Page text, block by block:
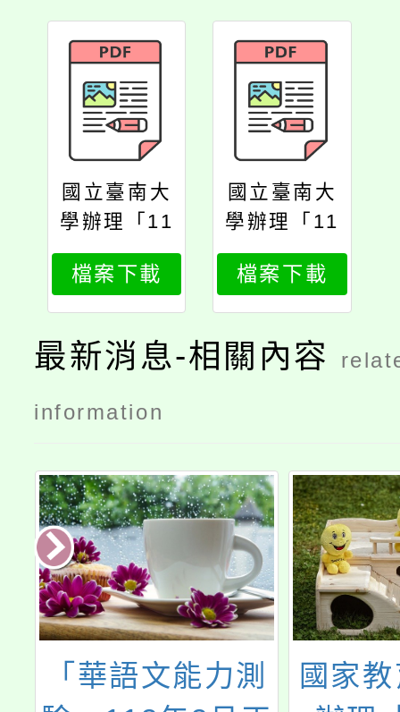
國立臺南大
學辦理「11
5年度生活
本土教師增
能系列研
習」
檔案下載
國立臺南大
學辦理「11
5年度生活
本土教師增
能系列研
習」1
檔案下載
最新消息-相關內容
information
「華語文能力測
國家